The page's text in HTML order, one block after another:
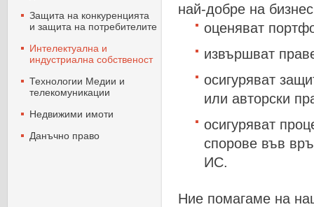
Защита на конкуренцията
и защита на потребителите
Интелектуална и
индустриална собственост
Технологии Mедии и
телекомуникации
Недвижими имоти
Данъчно право
най-добре на
оценяват
извършват
осигуряват
или авторски
осигуряват
спорове във
ИС.
Ние помагаме на